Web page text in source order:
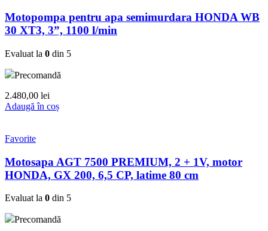
Motopompa pentru apa semimurdara HONDA WB
30 XT3, 3”, 1100 l/min
Evaluat la 0 din 5
Precomandă
2.480,00 lei
Adaugă în coș
Favorite
Motosapa AGT 7500 PREMIUM, 2 + 1V, motor
HONDA, GX 200, 6,5 CP, latime 80 cm
Evaluat la 0 din 5
Precomandă